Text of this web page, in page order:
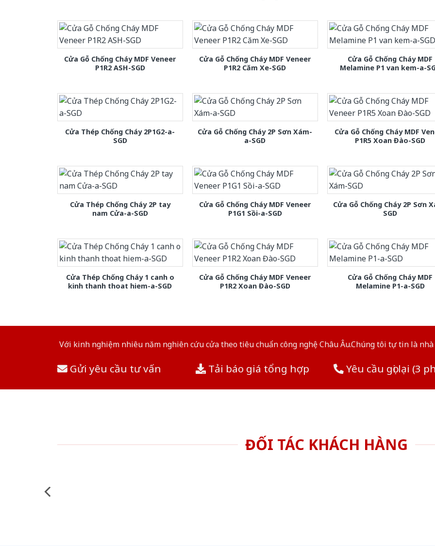
Cửa Gỗ Chống Cháy MDF Veneer
P1R2 ASH-SGD
Cửa Gỗ Chống Cháy MDF Veneer
P1R2 Căm Xe-SGD
Cửa Gỗ Chống Cháy MDF
Melamine P1 van kem-a-
Cửa Thép Chống Cháy 2P1G2-a-
SGD
Cửa Gỗ Chống Cháy 2P Sơn Xám-
a-SGD
Cửa Gỗ Chống Cháy MDF
P1R5 Xoan Đào-SGD
Cửa Thép Chống Cháy 2P tay
nam Cửa-a-SGD
Cửa Gỗ Chống Cháy MDF Veneer
P1G1 Sồi-a-SGD
Cửa Gỗ Chống Cháy 2P Sơn
SGD
Cửa Thép Chống Cháy 1 canh o
kinh thanh thoat hiem-a-SGD
Cửa Gỗ Chống Cháy MDF Veneer
P1R2 Xoan Đào-SGD
Cửa Gỗ Chống Cháy MDF
Melamine P1-a-SGD
Với kinh nghiệm nhiêu năm nghiên cứu cửa theo tiêu chuẩn công nghệ Châu Âu.Chúng tôi tự tin là
Gửi yêu cầu tư vấn Tải báo giá tổng hợp Yêu cầu gọi lại (3
ĐỐI TÁC KHÁCH HÀNG